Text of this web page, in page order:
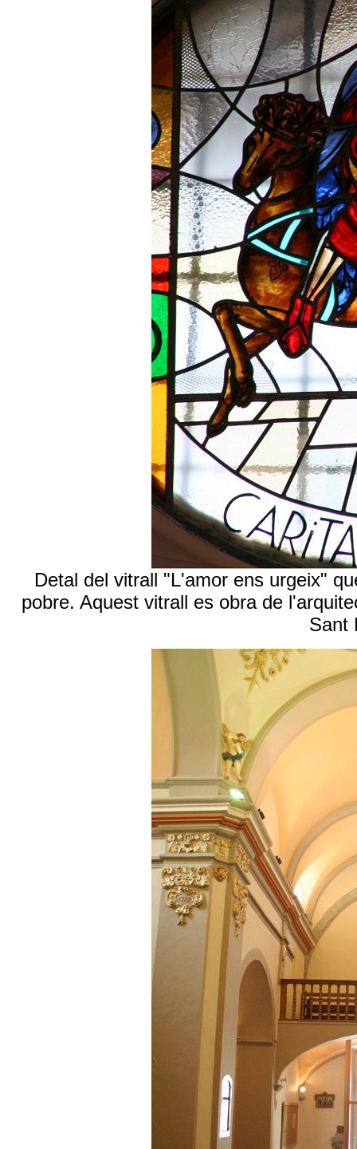
Detal del vitrall "L'amor ens urgeix"
pobre. Aquest vitrall es obra de
Sant